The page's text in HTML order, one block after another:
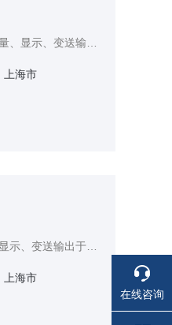
上海市
上海市
在线咨询